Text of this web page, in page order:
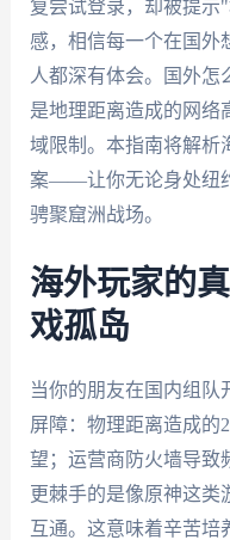
复尝试登录，却被提示
感，相信每一个在国外
人都深有体会。国外怎
是地理距离造成的网络
域限制。本指南将解析
案——让你无论身处纽
骋聚窟洲战场。
海外玩家的
戏孤岛
当你的朋友在国内组队
屏障：物理距离造成的
望；运营商防火墙导致
更棘手的是像原神这类
互通。这意味着辛苦培